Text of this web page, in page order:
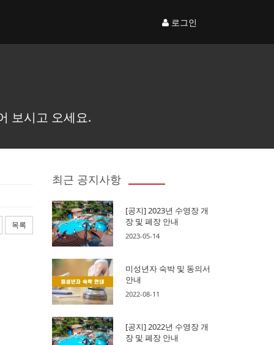
로그인
보시고 오세요.
목록
최근 공지사항
[공지] 2023년 수영장 개
장 및 폐장 안내
2023-05-14
미성년자 숙박 및 동의서
안내
2022-08-11
[공지] 2022년 수영장 개
장 및 폐장 안내